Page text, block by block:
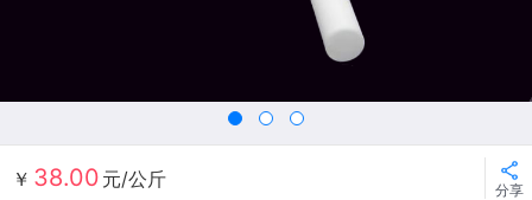
￥ 38.00 元/公斤 分享